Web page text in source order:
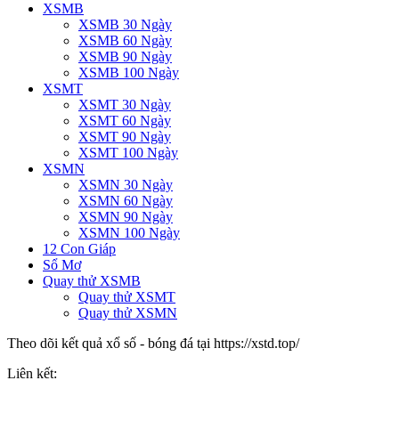
XSMB
XSMB 30 Ngày
XSMB 60 Ngày
XSMB 90 Ngày
XSMB 100 Ngày
XSMT
XSMT 30 Ngày
XSMT 60 Ngày
XSMT 90 Ngày
XSMT 100 Ngày
XSMN
XSMN 30 Ngày
XSMN 60 Ngày
XSMN 90 Ngày
XSMN 100 Ngày
12 Con Giáp
Sổ Mơ
Quay thử XSMB
Quay thử XSMT
Quay thử XSMN
Theo dõi kết quả xổ số - bóng đá tại https://xstd.top/
Liên kết: